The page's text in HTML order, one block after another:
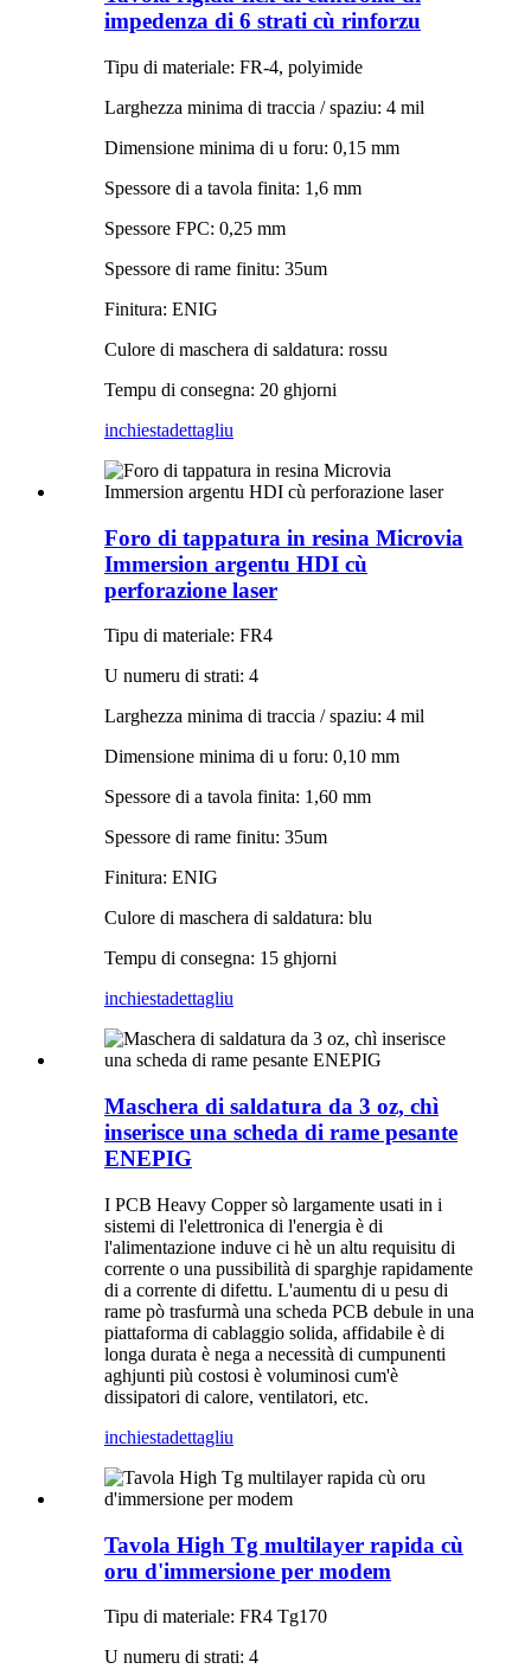
impedenza di 6 strati cù rinforzu
Tipu di materiale: FR-4, polyimide
Larghezza minima di traccia / spaziu: 4 mil
Dimensione minima di u foru: 0,15 mm
Spessore di a tavola finita: 1,6 mm
Spessore FPC: 0,25 mm
Spessore di rame finitu: 35um
Finitura: ENIG
Culore di maschera di saldatura: rossu
Tempu di consegna: 20 ghjorni
inchiestadettagliu
Foro di tappatura in resina Microvia
Immersion argentu HDI cù
perforazione laser
Tipu di materiale: FR4
U numeru di strati: 4
Larghezza minima di traccia / spaziu: 4 mil
Dimensione minima di u foru: 0,10 mm
Spessore di a tavola finita: 1,60 mm
Spessore di rame finitu: 35um
Finitura: ENIG
Culore di maschera di saldatura: blu
Tempu di consegna: 15 ghjorni
inchiestadettagliu
Maschera di saldatura da 3 oz, chì
inserisce una scheda di rame pesante
ENEPIG
I PCB Heavy Copper sò largamente usati in i
sistemi di l'elettronica di l'energia è di
l'alimentazione induve ci hè un altu requisitu di
corrente o una pussibilità di sparghje rapidamente
di a corrente di difettu. L'aumentu di u pesu di
rame pò trasfurmà una scheda PCB debule in una
piattaforma di cablaggio solida, affidabile è di
longa durata è nega a necessità di cumpunenti
aghjunti più costosi è voluminosi cum'è
dissipatori di calore, ventilatori, etc.
inchiestadettagliu
Tavola High Tg multilayer rapida cù
oru d'immersione per modem
Tipu di materiale: FR4 Tg170
U numeru di strati: 4